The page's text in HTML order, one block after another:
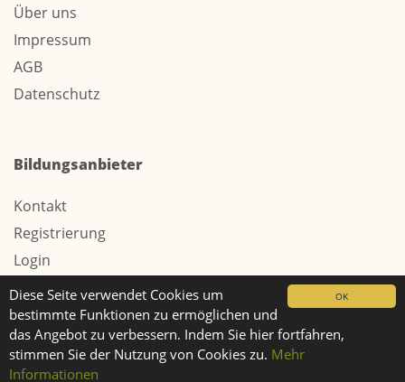
OK
Diese Seite verwendet Cookies um
bestimmte Funktionen zu ermöglichen und
das Angebot zu verbessern. Indem Sie hier fortfahren,
stimmen Sie der Nutzung von Cookies zu. Mehr
Informationen
Über uns
Impressum
AGB
Datenschutz
Bildungsanbieter
Kontakt
Registrierung
Login
Werbung / Tarife
© 2026 Webtech AG